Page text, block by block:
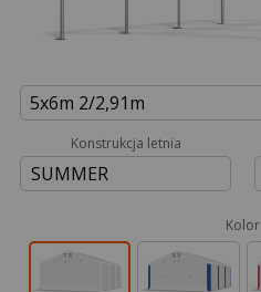
5x6m 2/2,91m
Konstrukcja letnia
SUMMER
Kolor